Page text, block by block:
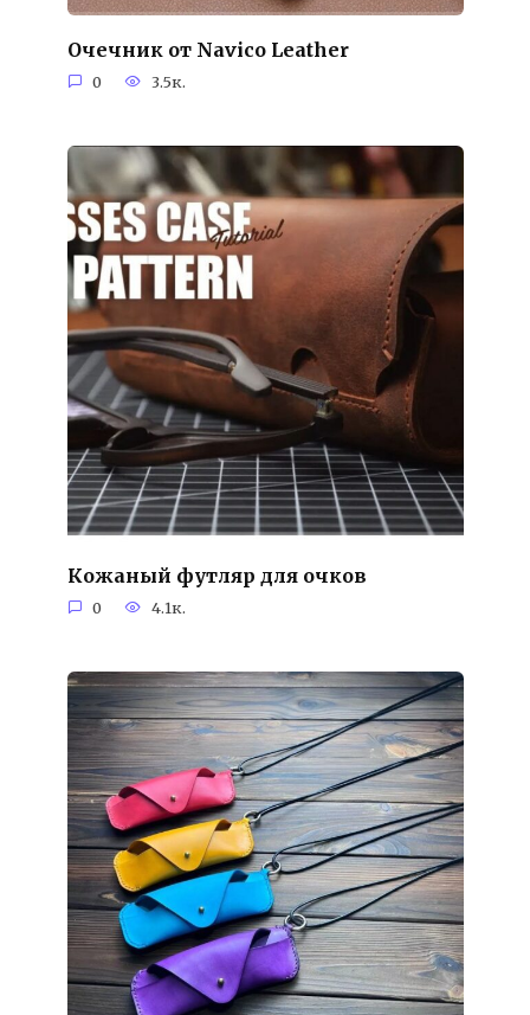
Очечник от Navico Leather
0 3.5к.
Кожаный футляр для очков
0 4.1к.